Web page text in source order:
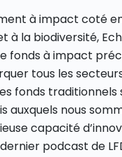
à impact coté
à la biodiversité,
fonds à impact
tous les
fonds traditionnels
auxquels nous
capacité
podcast de